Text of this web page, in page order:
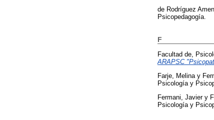
de Rodríguez
Psicopedagogía.
F
Facultad de,
ARAPSC
Farje, Melina y
Psicología y
Fermani, Javiery
Psicología y